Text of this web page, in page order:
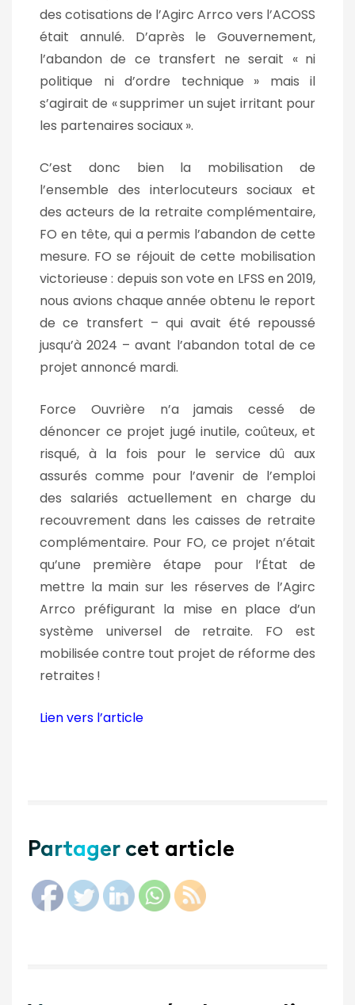
des cotisations de l’Agirc Arrco vers l’ACOSS
était annulé. D’après le Gouvernement,
l’abandon de ce transfert ne serait « ni
politique ni d’ordre technique
» mais il
s’agirait de «supprimer un sujet irritant pour
les partenaires sociaux».
C’est donc bien la mobilisation de
l’ensemble des interlocuteurs sociaux et
des acteurs de la retraite complémentaire,
FO en tête, qui a permis l’abandon de cette
mesure. FO se réjouit de cette mobilisation
victorieuse : depuis son vote en LFSS en 2019,
nous avions chaque année obtenu le report
de ce transfert – qui avait été repoussé
jusqu’à 2024 – avant l’abandon total de ce
projet annoncé mardi.
Force Ouvrière n’a jamais cessé de
dénoncer ce projet jugé inutile, coûteux, et
risqué, à la fois pour le service dû aux
assurés comme pour l’avenir de l’emploi
des salariés actuellement en charge du
recouvrement dans les caisses de retraite
complémentaire. Pour FO, ce projet n’était
qu’une première étape pour l’État de
mettre la main sur les réserves de l’Agirc
Arrco préfigurant la mise en place d’un
système universel de retraite. FO est
mobilisée contre tout projet de réforme des
retraites !
Lien vers l’article
Partager cet article